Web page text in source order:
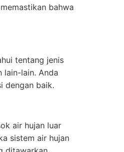
bahwa
tentang jenis
lain-lain. Anda
dengan baik.
air hujan luar
sistem air hujan